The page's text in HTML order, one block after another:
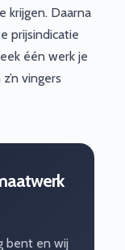
krijgen. Daarna
prijsindicatie
één werk je
vingers
bent en wij